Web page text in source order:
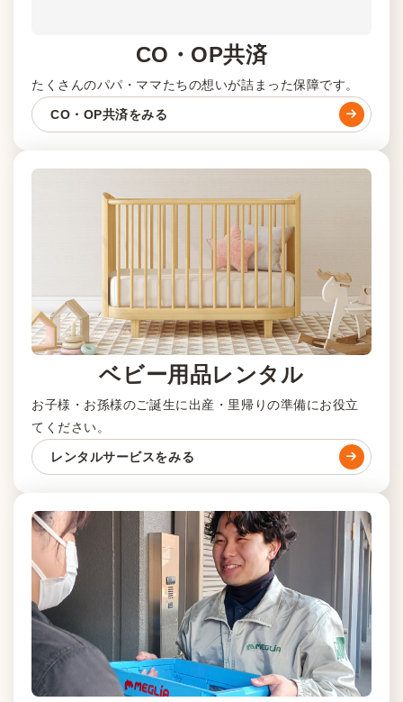
CO・OP共済
たくさんのパパ・ママたちの想いが詰まった保障です。
CO・OP共済をみる
ベビー用品レンタル
お子様・お孫様のご誕生に出産・里帰りの準備にお役立
てください。
レンタルサービスをみる